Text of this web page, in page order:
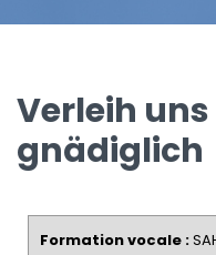
Verleih uns
gnädiglich
Formation vocale :